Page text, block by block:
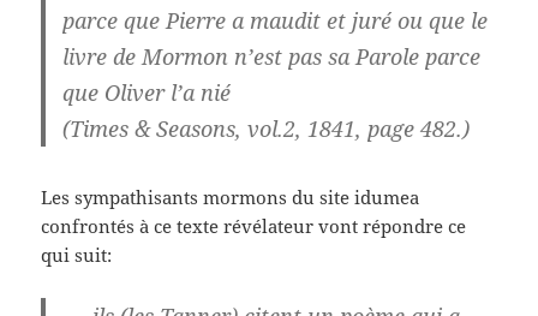
parce que Pierre a maudit et juré ou que le
livre de Mormon n’est pas sa Parole parce
que Oliver l’a nié
(Times & Seasons, vol.2, 1841, page 482.)
Les sympathisants mormons du site idumea
confrontés à ce texte révélateur vont répondre ce
qui suit: